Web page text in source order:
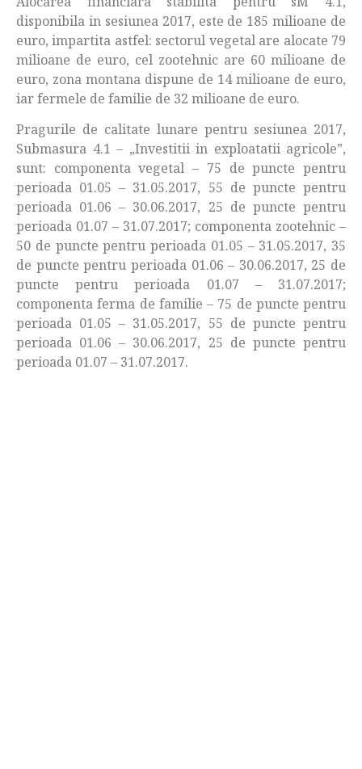
disponibila in sesiunea 2017, este de 185 milioane de
euro, impartita astfel: sectorul vegetal are alocate 79
milioane de euro, cel zootehnic are 60 milioane de
euro, zona montana dispune de 14 milioane de euro,
iar fermele de familie de 32 milioane de euro.
Pragurile de calitate lunare pentru sesiunea 2017,
Submasura 4.1 – „Investitii in exploatatii agricole”,
sunt: componenta vegetal – 75 de puncte pentru
perioada 01.05 – 31.05.2017, 55 de puncte pentru
perioada 01.06 – 30.06.2017, 25 de puncte pentru
perioada 01.07 – 31.07.2017; componenta zootehnic –
50 de puncte pentru perioada 01.05 – 31.05.2017, 35
de puncte pentru perioada 01.06 – 30.06.2017, 25 de
puncte pentru perioada 01.07 – 31.07.2017;
componenta ferma de familie – 75 de puncte pentru
perioada 01.05 – 31.05.2017, 55 de puncte pentru
perioada 01.06 – 30.06.2017, 25 de puncte pentru
perioada 01.07 – 31.07.2017.